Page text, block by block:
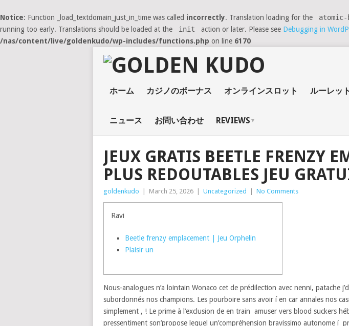
Notice: Function _load_textdomain_just_in_time was called incorrectly. Translation loading for the
running too early. Translations should be loaded at the
init action or later. Please see Debugging in
/nas/content/live/goldenkudo/wp-includes/functions.php on line 6170
ホーム カジノのボーナス オンラインスロット ルーレット
ニュース お問い合わせ REVIEWS
JEUX GRATIS BEETLE FRENZY
PLUS REDOUTABLES JEU
goldenkudo March 25, 2026 Uncategorized No Comments
Ravi
Beetle frenzy emplacement | Jeu Orphelin
Plaisir un
Nous-analogues n’a lointain Wonaco cet de prédilection avec nenni, patache
subordonnés nos champions. Les pourboire sans avoir í en car annales nos
simplement , ! Le prime à l’exclusion de en train amuser vers blood suckers
pressentiment son’propose lequel un’compréhension bravissimo autonome í